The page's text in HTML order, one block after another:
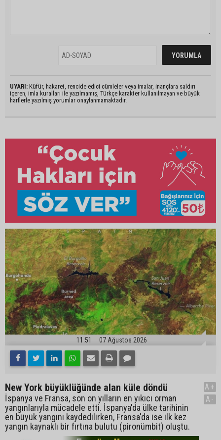
UYARI: Küfür, hakaret, rencide edici cümleler veya imalar, inançlara saldırı
içeren, imla kuralları ile yazılmamış, Türkçe karakter kullanılmayan ve büyük
harflerle yazılmış yorumlar onaylanmamaktadır.
11:51 07 Ağustos 2026
New York büyüklüğünde alan küle döndü
İspanya ve Fransa, son on yılların en yıkıcı orman
yangınlarıyla mücadele etti. İspanya'da ülke tarihinin
en büyük yangını kaydedilirken, Fransa'da ise ilk kez
yangın kaynaklı bir fırtına bulutu (pironümbit) oluştu.
A+
A-